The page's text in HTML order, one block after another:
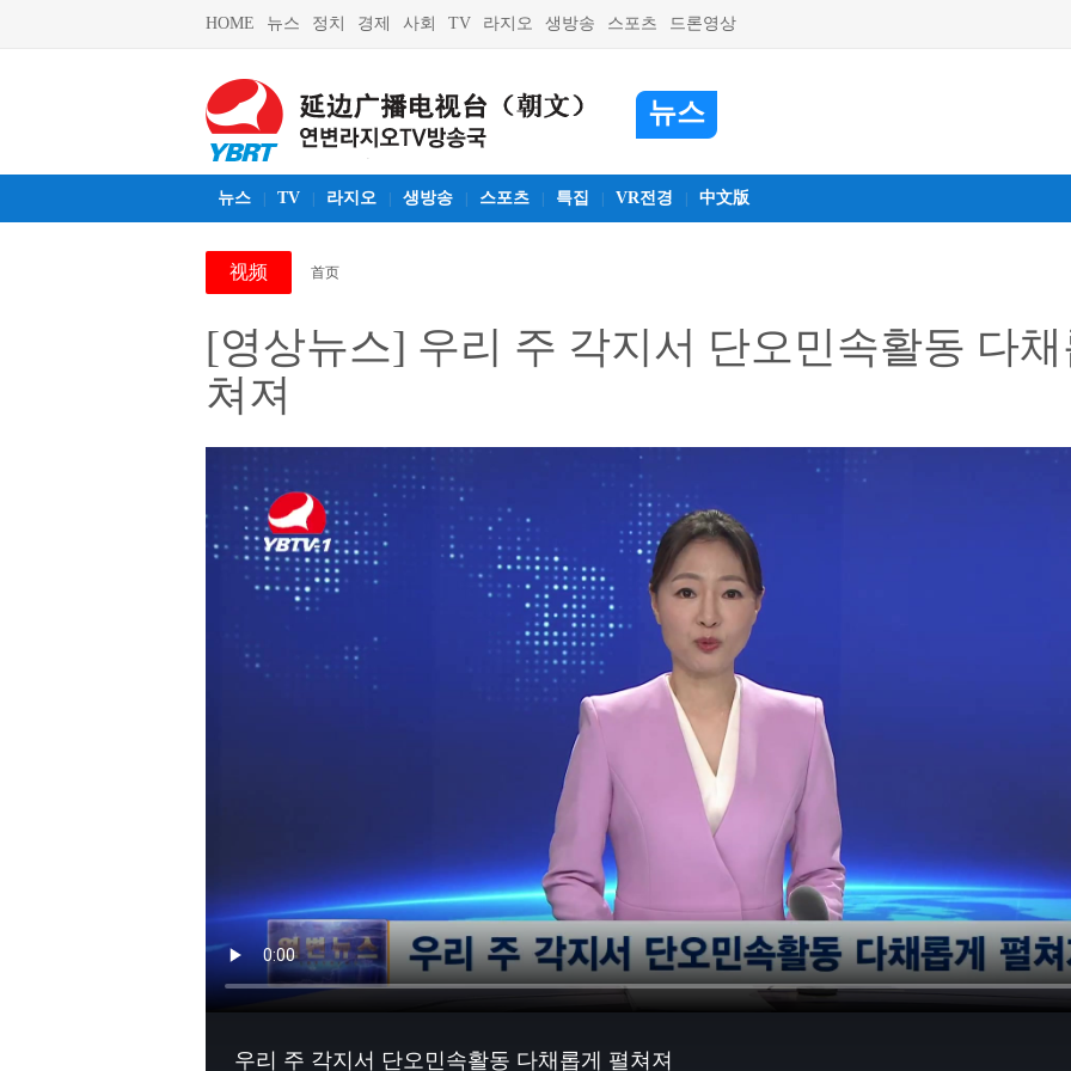
HOME 뉴스 정치 경제 사회 TV 라지오 생방송 스포츠 드론영상
뉴스
뉴스 TV 라지오 생방송 스포츠 특집 VR전경 中文版
视频 首页
[영상뉴스] 우리 주 각지서 단오민속활동 다
쳐져
우리 주 각지서 단오민속활동 다채롭게 펼쳐져